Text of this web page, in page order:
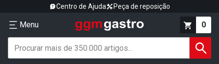
Centro de Ajuda Peça de reposição
Menu 0